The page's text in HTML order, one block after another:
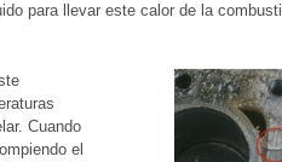
para llevar este calor de la
Cuando
el